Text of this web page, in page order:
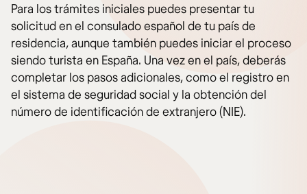
Para los trámites iniciales puedes presentar tu
solicitud en el consulado español de tu país de
residencia, aunque también puedes iniciar el proceso
siendo turista en España. Una vez en el país, deberás
completar los pasos adicionales, como el registro en
el sistema de seguridad social y la obtención del
número de identificación de extranjero (NIE).